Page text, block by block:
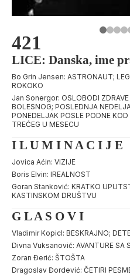
421
LICE: Danska, ime
Bo Grin Jensen: ASTRONAUT;
ROKOKO
Jan Sonergor: OSLOBODI ZDRAVE
BOLESNOG; POSLEDNJA
PONEDELJAK POSLE PODNE KOD
TREĆEG U MESECU
I L U M I N A C I J E
Jovica Aćin: VIZIJE
Boris Elvin: IREALNOST
Goran Stanković: KRATKO
KASTINSKOM DRUŠTVU
G L A S O V I
Vladimir Kopicl: BESKRAJNO;
Divna Vuksanović: AVANTURE SA
Zoran Đerić: ŠTOŠTA
Dragoslav Đordević: ČETIRI